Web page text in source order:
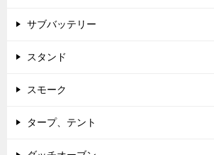
サブバッテリー
スタンド
スモーク
タープ、テント